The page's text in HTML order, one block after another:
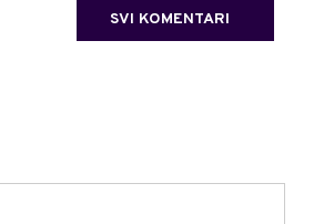
SVI KOMENTARI